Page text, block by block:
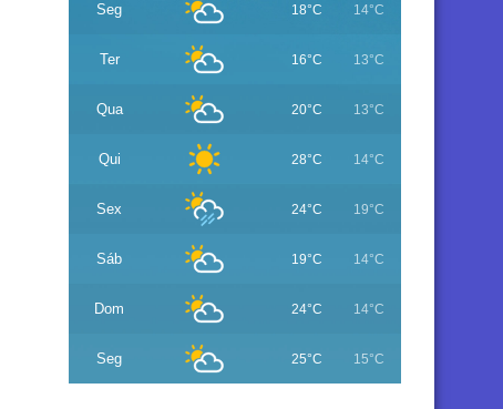
Seg 18°C 14°C
Ter 16°C 13°C
Qua 20°C 13°C
Qui 28°C 14°C
Sex 24°C 19°C
Sáb 19°C 14°C
Dom 24°C 14°C
Seg 25°C 15°C